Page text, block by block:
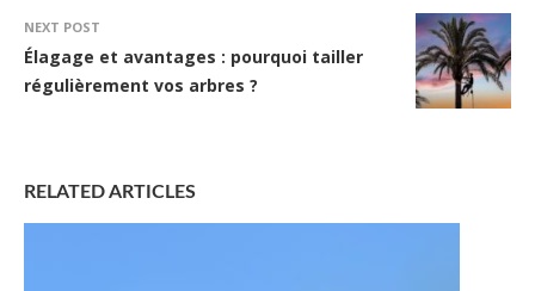
NEXT POST
Élagage et avantages : pourquoi tailler
régulièrement vos arbres ?
RELATED ARTICLES